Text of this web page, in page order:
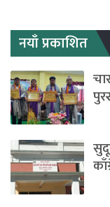
नयाँ प्रकाशित